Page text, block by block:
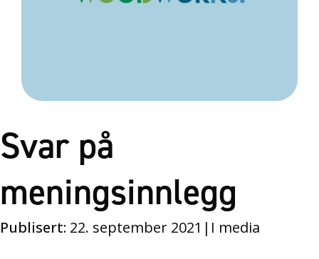
Svar på
meningsinnlegg
Publisert: 22. september 2021 | I media